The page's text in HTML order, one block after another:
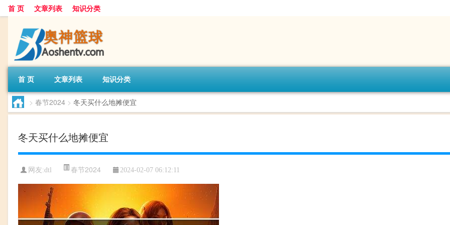
首 页 文章列表 知识分类
首 页 文章列表 知识分类
> 春节2024 > 冬天买什么地摊便宜
冬天买什么地摊便宜
网友:dtl 春节2024 2024-02-07 06:12:11